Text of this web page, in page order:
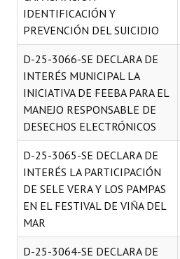
IDENTIFICACIÓN Y
PREVENCIÓN DEL SUICIDIO
D-25-3066-SE DECLARA DE
INTERÉS MUNICIPAL LA
INICIATIVA DE FEEBA PARA EL
MANEJO RESPONSABLE DE
DESECHOS ELECTRÓNICOS
D-25-3065-SE DECLARA DE
INTERÉS LA PARTICIPACIÓN
DE SELE VERA Y LOS PAMPAS
EN EL FESTIVAL DE VIÑA DEL
MAR
D-25-3064-SE DECLARA DE